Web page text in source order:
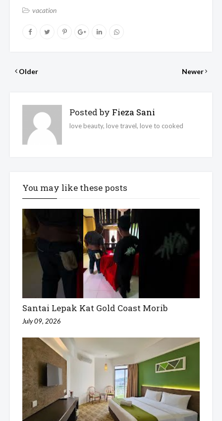
vacation
Newer
Older
Posted by Fieza Sani
love beauty, love travel, love to cooked
You may like these posts
Santai Lepak Kat Gold Coast Morib
July 09, 2026